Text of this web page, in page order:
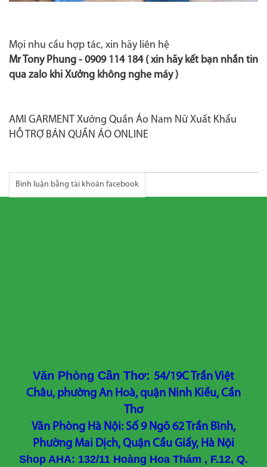
Mọi nhu cầu hợp tác, xin hãy liên hệ
Mr Tony Phung - 0909 114 184 ( xin hãy kết bạn nhắn tin
qua zalo khi Xưởng không nghe máy )
AMI GARMENT Xưởng Quần Áo Nam Nữ Xuất Khẩu
HỖ TRỢ BÁN QUẦN ÁO ONLINE
Bình luận bằng tài khoản facebook
Văn Phòng Cần Thơ: 54/19C Trần Việt
Châu, phường An Hoà, quận Ninh Kiều, Cần
Thơ
Văn Phòng Hà Nội: Số 9 Ngõ 62 Trần Bình,
Phường Mai Dịch, Quận Cầu Giấy, Hà Nội
Shop AHA: 132/11 Hoàng Hoa Thám , F.12, Q.